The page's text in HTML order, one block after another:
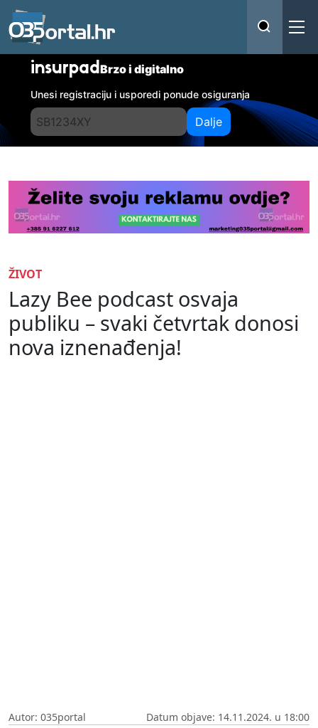
insurpadBrzo i digitalno
Unesi registraciju i usporedi ponude osiguranja
Dalje
ŽIVOT
Lazy Bee podcast osvaja
publiku – svaki četvrtak donosi
nova iznenađenja!
Autor: 035portal Datum objave: 14.11.2024. u 18:00